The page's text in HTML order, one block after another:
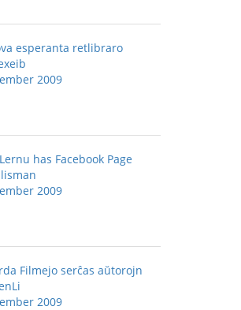
esperanta retlibraro
2009
has Facebook Page
2009
Filmejo serĉas aŭtorojn
2009